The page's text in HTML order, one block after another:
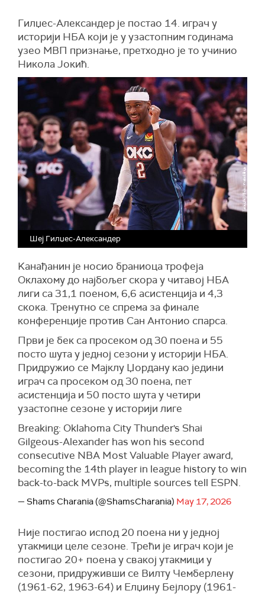
Гилџес-Александер је постао 14. играч у
историји НБА који је у узастопним годинама
узео МВП признање, претходно је то учинио
Никола Јокић.
Шеј Гилџес-Александер
Kaнађанин је носио браниоца трофеја
Оклахому до најбољег скора у читавој НБА
лиги са 31,1 поеном, 6,6 асистенција и 4,3
скока. Тренутно се спрема за финале
конференције против Сан Антонио спарса.
Први је бек са просеком од 30 поена и 55
посто шута у једној сезони у историји НБА.
Придружио се Мајклу Џордану као једини
играч са просеком од 30 поена, пет
асистенција и 50 посто шута у четири
узастопне сезоне у историји лиге
Breaking: Oklahoma City Thunder's Shai
Gilgeous-Alexander has won his second
consecutive NBA Most Valuable Player award,
becoming the 14th player in league history to win
back-to-back MVPs, multiple sources tell ESPN.
— Shams Charania (@ShamsCharania) May 17, 2026
Није постигао испод 20 поена ни у једној
утакмици целе сезоне. Трећи је играч који је
постигао 20+ поена у свакој утакмици у
сезони, придруживши се Вилту Чемберлену
(1961-62, 1963-64) и Елџину Бејлору (1961-